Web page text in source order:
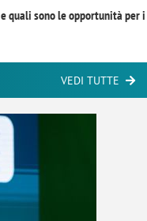
quali sono le opportunità per i
VEDI TUTTE